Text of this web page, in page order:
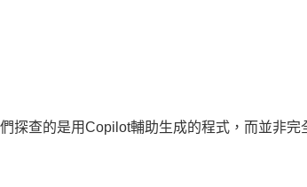
探查的是用Copilot輔助生成的程式，而並非完